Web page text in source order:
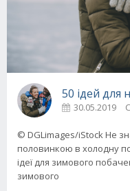
50 ідей для
30.05.2019
© DGLimages/iStock Не
половинкою в холодну
ідеї для зимового
зимового